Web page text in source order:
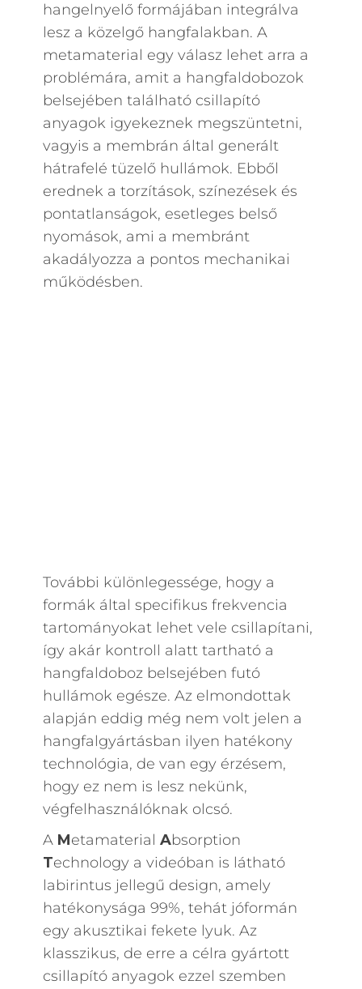
hangelnyelő formájában integrálva
lesz a közelgő hangfalakban. A
metamaterial egy válasz lehet arra a
problémára, amit a hangfaldobozok
belsejében található csillapító
anyagok igyekeznek megszüntetni,
vagyis a membrán által generált
hátrafelé tüzelő hullámok. Ebből
erednek a torzítások, színezések és
pontatlanságok, esetleges belső
nyomások, ami a membránt
akadályozza a pontos mechanikai
működésben.
További különlegessége, hogy a
formák által specifikus frekvencia
tartományokat lehet vele csillapítani,
így akár kontroll alatt tartható a
hangfaldoboz belsejében futó
hullámok egésze. Az elmondottak
alapján eddig még nem volt jelen a
hangfalgyártásban ilyen hatékony
technológia, de van egy érzésem,
hogy ez nem is lesz nekünk,
végfelhasználóknak olcsó.
AMetamaterial Absorption
Technology a videóban is látható
labirintus jellegű design, amely
hatékonysága 99%, tehát jóformán
egy akusztikai fekete lyuk. Az
klasszikus, de erre a célra gyártott
csillapító anyagok ezzel szemben